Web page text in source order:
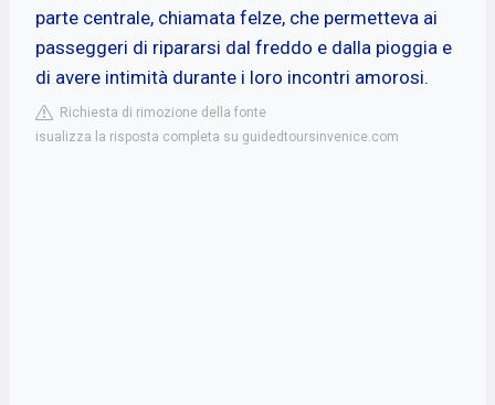
parte centrale, chiamata felze, che permetteva ai
passeggeri di ripararsi dal freddo e dalla pioggia e
di avere intimità durante i loro incontri amorosi.
Richiesta di rimozione della fonte
isualizza la risposta completa su guidedtoursinvenice.com